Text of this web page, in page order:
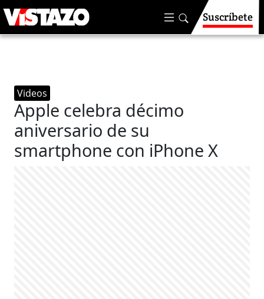
Suscríbete
Videos
Apple celebra décimo
aniversario de su
smartphone con iPhone X